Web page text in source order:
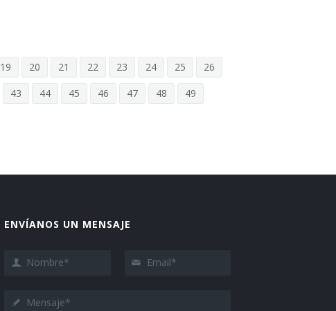
19 20 21 22 23 24 25
26
43 44 45 46 47 48
49
ENVÍANOS UN MENSAJE